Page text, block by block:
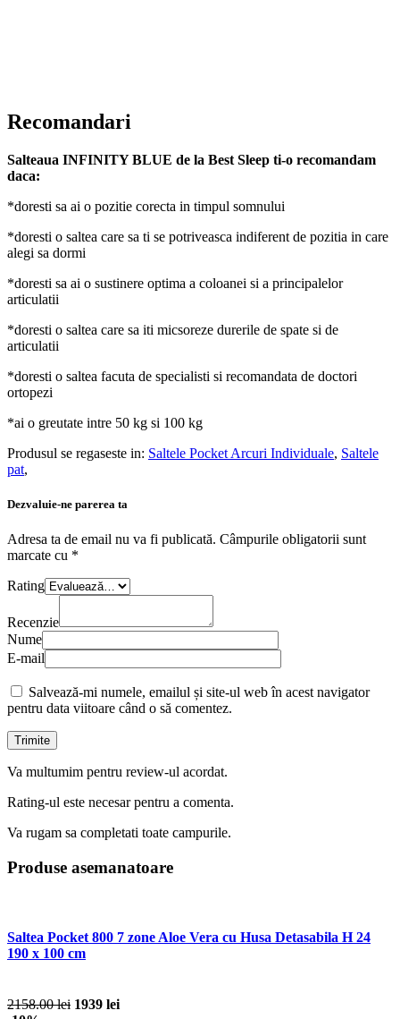
Recomandari
Salteaua INFINITY BLUE de la Best Sleep ti-o recomandam
daca:
*doresti sa ai o pozitie corecta in timpul somnului
*doresti o saltea care sa ti se potriveasca indiferent de pozitia in care
alegi sa dormi
*doresti sa ai o sustinere optima a coloanei si a principalelor
articulatii
*doresti o saltea care sa iti micsoreze durerile de spate si de
articulatii
*doresti o saltea facuta de specialisti si recomandata de doctori
ortopezi
*ai o greutate intre 50 kg si 100 kg
Produsul se regaseste in: Saltele Pocket Arcuri Individuale, Saltele
pat,
Dezvaluie-ne parerea ta
Adresa ta de email nu va fi publicată. Câmpurile obligatorii sunt
marcate cu *
Rating
Recenzie
Nume
E-mail
Salvează-mi numele, emailul și site-ul web în acest navigator
pentru data viitoare când o să comentez.
Va multumim pentru review-ul acordat.
Rating-ul este necesar pentru a comenta.
Va rugam sa completati toate campurile.
Produse asemanatoare
Saltea Pocket 800 7 zone Aloe Vera cu Husa Detasabila H 24
190 x 100 cm
2158.00 lei 1939 lei